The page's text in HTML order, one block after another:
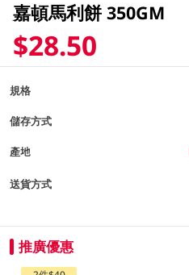
嘉頓馬利餅 350GM
$28.50
規格
儲存方式
產地
送貨方式
推廣優惠